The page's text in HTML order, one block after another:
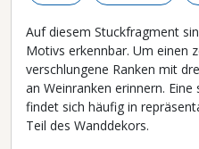
Auf diesem Stuckfragment
Motivs erkennbar. Um einen
verschlungene Ranken mit
an Weinranken erinnern.
findet sich häufig in
Teil des Wanddekors.